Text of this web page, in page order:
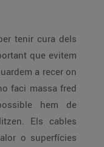
tenir cura dels
hem de
Els cables